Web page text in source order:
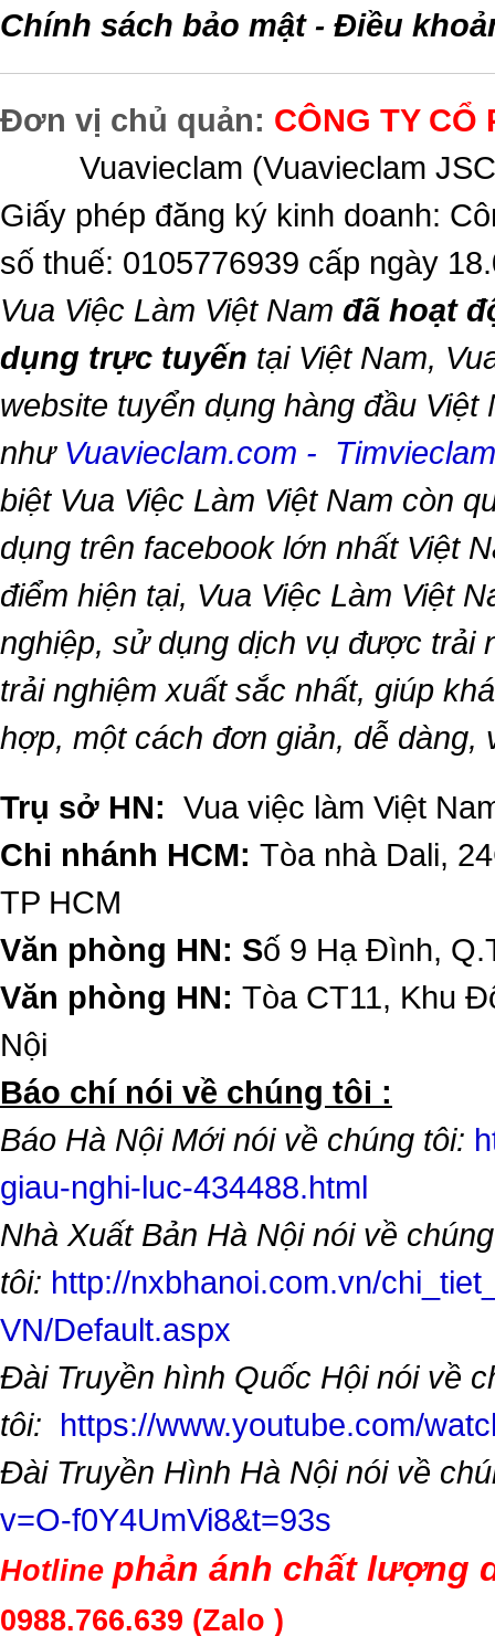
Chính sách bảo mật- Điều
Đơn vị chủ quản: CÔNG TY CỔ
Vuavieclam (Vuavieclam
Giấy phép đăng ký kinh doanh:
số thuế: 0105776939 cấp ngày
Vua Việc Làm Việt Nam đã hoạt
dụng trực tuyến tại Việt Nam,
website tuyển dụng hàng đầu Việt
như Vuavieclam.com -
biệt Vua Việc Làm Việt Nam còn
dụng trên facebook lớn nhất Việt
điểm hiện tại, Vua Việc Làm Việt
nghiệp, sử dụng dịch vụ được trải
trải nghiệm xuất sắc nhất, giúp
hợp, một cách đơn giản, dễ dàng,
Trụ sở HN: Vua việc làm Việt
Chi nhánh HCM: Tòa nhà Dali,
TP HCM
Văn phòng HN: Số 9 Hạ Đình,
Văn phòng HN: Tòa CT11, Khu
Nội
​Báo chí nói về chúng tôi :
Báo Hà Nội Mới nói về chúng tôi:
giau-nghi-luc-434488.html
Nhà Xuất Bản Hà Nội nói về chúng
tôi: http://nxbhanoi.com.vn/
VN/Default.aspx
Đài Truyền hình Quốc Hội nói về
tôi: https://www.youtube.com/
Đài Truyền Hình Hà Nội nói về
v=O-f0Y4UmVi8&t=93s
Hotline phản ánh chất lượng
0988.766.639 (Zalo )